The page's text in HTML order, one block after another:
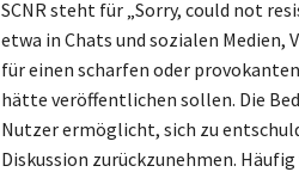
SCNR steht für „Sorry, could not
etwa in Chats und sozialen Medien,
für einen scharfen oder
hätte veröffentlichen sollen. Die
Nutzer ermöglicht, sich zu
Diskussion zurückzunehmen.